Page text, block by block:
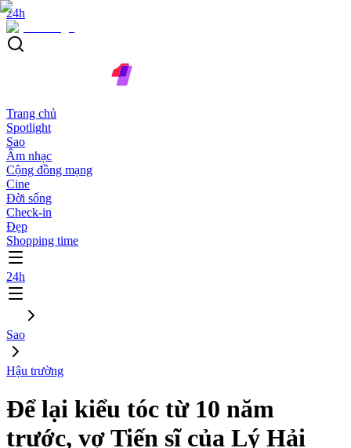
24h
Trang chủ
Spotlight
Sao
Âm nhạc
Cộng đồng mạng
Cine
Đời sống
Check-in
Đẹp
Shopping time
24h
Sao
Hậu trường
Để lại kiểu tóc từ 10 năm
trước, vợ Tiến sĩ của Lý Hải